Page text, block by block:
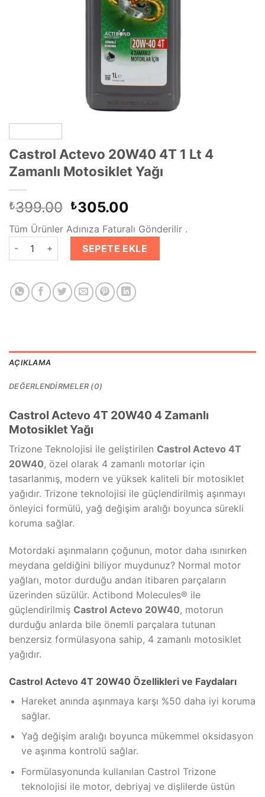
Castrol Actevo 20W40 4T 1 Lt 4
Zamanlı Motosiklet Yağı
₺399.00 Orijinal
₺399.00.
₺305.00
fiyat:
₺305.00.
Tüm Ürünler Adınıza Faturalı Gönderilir .
Castrol Actevo 20W40 4T 1 Lt 4 Zamanlı Motosiklet Yağı adet
SEPETE EKLE
AÇIKLAMA
DEĞERLENDIRMELER (0)
Castrol Actevo 4T 20W40 4 Zamanlı
Motosiklet Yağı
Trizone Teknolojisi ile geliştirilen Castrol Actevo 4T
20W40, özel olarak 4 zamanlı motorlar için
tasarlanmış, modern ve yüksek kaliteli bir motosiklet
yağıdır. Trizone teknolojisi ile güçlendirilmiş aşınmayı
önleyici formülü, yağ değişim aralığı boyunca sürekli
koruma sağlar.
Motordaki aşınmaların çoğunun, motor daha ısınırken
meydana geldiğini biliyor muydunuz? Normal motor
yağları, motor durduğu andan itibaren parçaların
üzerinden süzülür. Actibond Molecules® ile
güçlendirilmiş Castrol Actevo 20W40, motorun
durduğu anlarda bile önemli parçalara tutunan
benzersiz formülasyona sahip, 4 zamanlı motosiklet
yağıdır.
Castrol Actevo 4T 20W40 Özellikleri ve Faydaları
Hareket anında aşınmaya karşı %50 daha iyi koruma
sağlar.
Yağ değişim aralığı boyunca mükemmel oksidasyon
ve aşınma kontrolü sağlar.
Formülasyonunda kullanılan Castrol Trizone
teknolojisi ile motor, debriyaj ve dişlilerde üstün